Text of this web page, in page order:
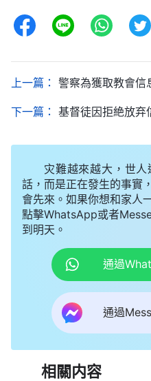
上一篇： 警察為獲取教會
下一篇： 基督徒因拒絶放弃
灾難越來越大，世
話，而是正在發生的事實
會先來。如果你想和家人
點擊WhatsApp或者
到明天。
通過
通過
相關内容